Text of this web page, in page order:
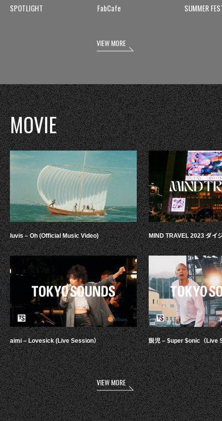
SPOTLIGHT FabCafe SUMMER
VIEW MORE
MOVIE
luvis – Oh (Official Music Video)
aimi – Lovesick (Live Session）
MIND TRAVEL 2023 ダイ
鋭児 – $uper $onic（Live
VIEW MORE